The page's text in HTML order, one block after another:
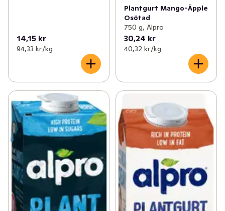
14,15 kr
94,33 kr /kg
Plantgurt Mango-Äpple
Osötad
750 g, Alpro
30,24 kr
40,32 kr /kg